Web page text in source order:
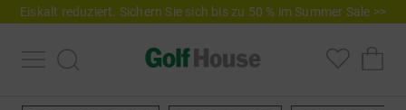
Eiskalt reduziert. Sichern Sie sich bis zu 50 % im Summer Sale >>